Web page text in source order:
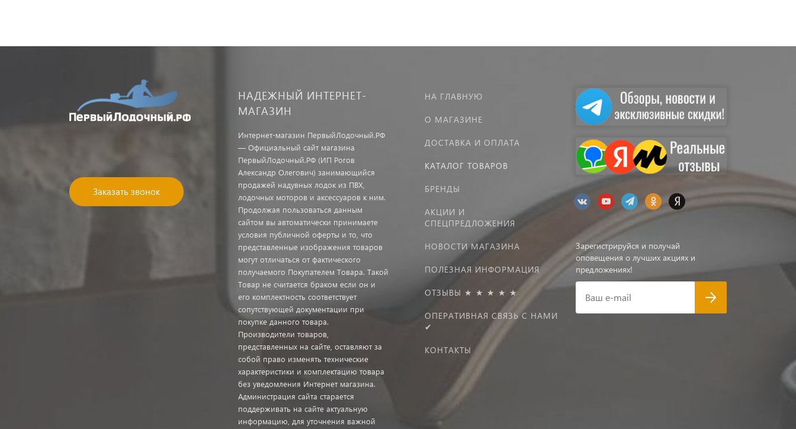
Заказать звонок
НАДЕЖНЫЙ ИНТЕРНЕТ-
МАГАЗИН
Интернет-магазин ПервыйЛодочный.РФ
— Официальный сайт магазина
ПервыйЛодочный.РФ (ИП Рогов
Александр Олегович) занимающийся
продажей надувных лодок из ПВХ,
лодочных моторов и аксессуаров к ним.
Продолжая пользоваться данным
сайтом вы автоматически принимаете
условия публичной оферты и то, что
представленные изображения товаров
могут отличаться от фактического
получаемого Покупателем Товара. Такой
Товар не считается браком если он и
его комплектность соответствует
сопутствующей документации при
покупке данного товара.
Производители товаров,
представленных на сайте, оставляют за
собой право изменять технические
характеристики и комплектацию товара
без уведомления Интернет магазина.
Администрация сайта старается
поддерживать на сайте актуальную
информацию, для уточнения важной
НА ГЛАВНУЮ
О МАГАЗИНЕ
ДОСТАВКА И ОПЛАТА
КАТАЛОГ ТОВАРОВ
БРЕНДЫ
АКЦИИ И
СПЕЦПРЕДЛОЖЕНИЯ
НОВОСТИ МАГАЗИНА
ПОЛЕЗНАЯ ИНФОРМАЦИЯ
ОТЗЫВЫ ★ ★ ★ ★ ★
ОПЕРАТИВНАЯ СВЯЗЬ С НАМИ
✔
КОНТАКТЫ
Зарегистрируйся и получай
оповещения о лучших акциях и
предложениях!
Ваш e-mail